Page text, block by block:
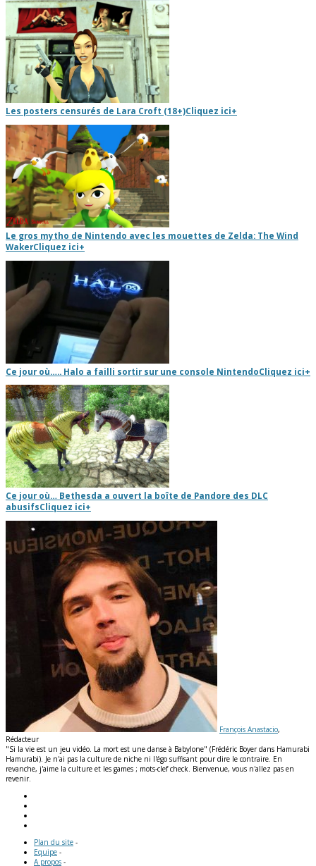
Les posters censurés de Lara Croft (18+)Cliquez ici+
Le gros mytho de Nintendo avec les mouettes de Zelda: The Wind
WakerCliquez ici+
Ce jour où….. Halo a failli sortir sur une console NintendoCliquez ici+
Ce jour où… Bethesda a ouvert la boîte de Pandore des DLC
abusifsCliquez ici+
François Anastacio,
Rédacteur
"Si la vie est un jeu vidéo. La mort est une danse à Babylone" (Frédéric Boyer dans Hamurabi
Hamurabi). Je n'ai pas la culture de niche ni l'égo suffisant pour dire le contraire. En
revanche, j'aime la culture et les games ; mots-clef check. Bienvenue, vous n'allez pas en
revenir.
Plan du site -
Equipe -
A propos -